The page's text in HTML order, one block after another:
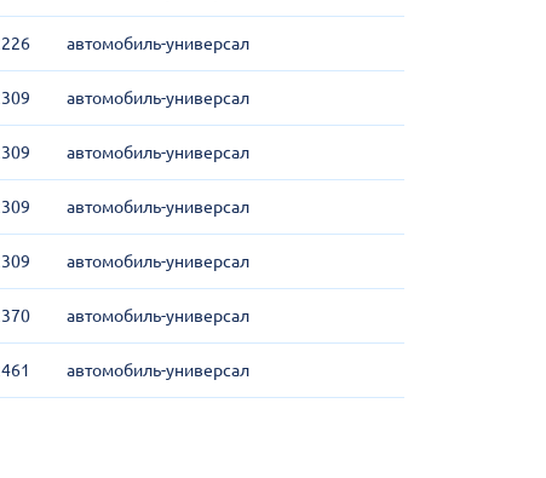
автомобиль-универсал
автомобиль-универсал
автомобиль-универсал
автомобиль-универсал
автомобиль-универсал
автомобиль-универсал
автомобиль-универсал